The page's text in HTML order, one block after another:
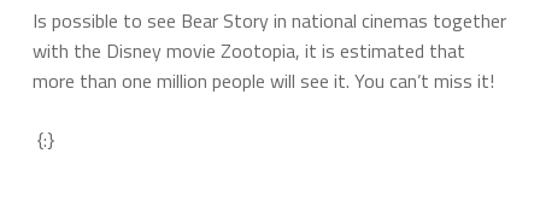
Is possible to see Bear Story in national cinemas together
with the Disney movie Zootopia, it is estimated that
more than one million people will see it. You can’t miss it!
{:}